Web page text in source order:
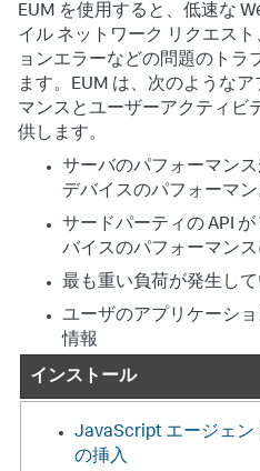
EUM を使用すると、低速な
イル ネットワーク リクエス
ョンエラーなどの問題のトラ
ます。EUM は、次のような
マンスとユーザーアクティビ
供します。
サーバのパフォーマン
デバイスのパフォーマ
サードパーティの API
バイスのパフォーマン
最も重い負荷が発生し
ユーザのアプリケーシ
情報
インストール
JavaScript エージェン
の挿入